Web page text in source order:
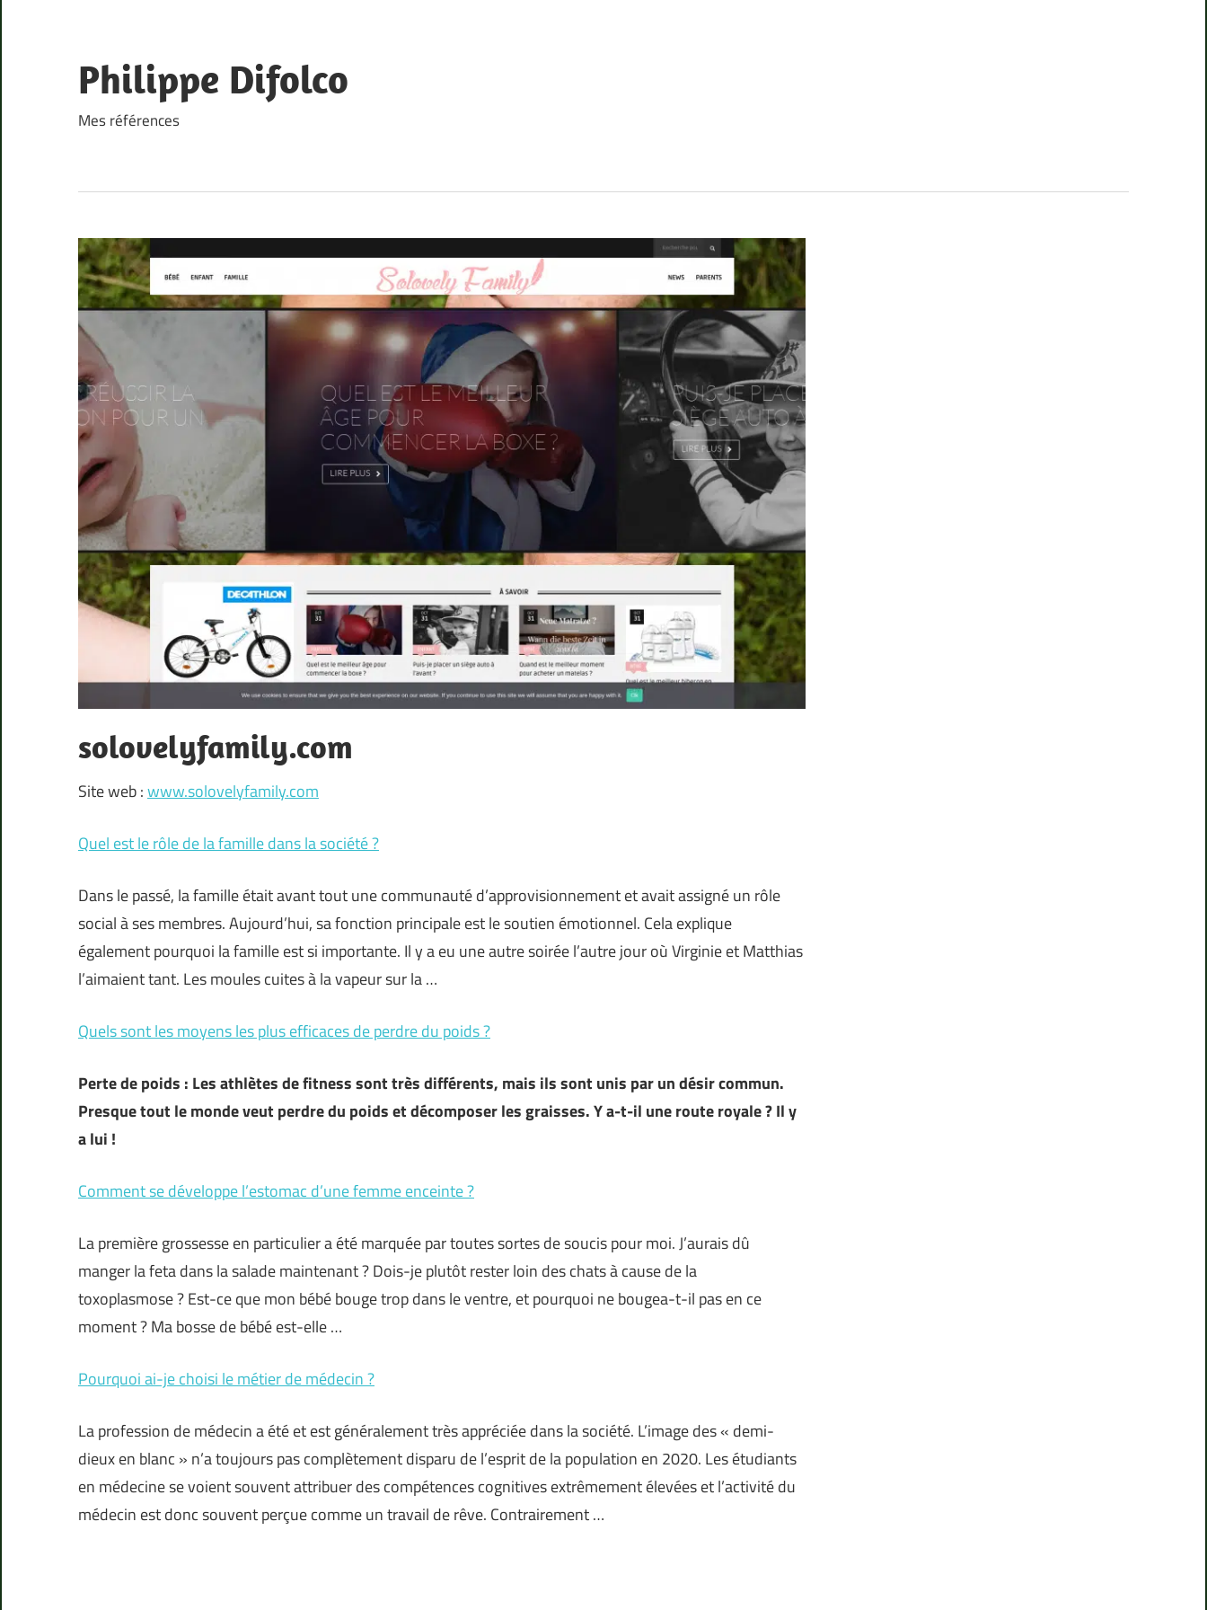
content
Philippe Difolco
Mes références
solovelyfamily.com
Site web :www.solovelyfamily.com
Quel est le rôle de la famille dans la société ?
Dans le passé, la famille était avant tout une communauté d’approvisionnement et avait assigné un rôle
social à ses membres. Aujourd’hui, sa fonction principale est le soutien émotionnel. Cela explique
également pourquoi la famille est si importante. Il y a eu une autre soirée l’autre jour où Virginie et Matthias
l’aimaient tant. Les moules cuites à la vapeur sur la …
Quels sont les moyens les plus efficaces de perdre du poids ?
Perte de poids : Les athlètes de fitness sont très différents, mais ils sont unis par un désir commun.
Presque tout le monde veut perdre du poids et décomposer les graisses. Y a-t-il une route royale ? Il y
a lui !
Comment se développe l’estomac d’une femme enceinte ?
La première grossesse en particulier a été marquée par toutes sortes de soucis pour moi. J’aurais dû
manger la feta dans la salade maintenant ? Dois-je plutôt rester loin des chats à cause de la
toxoplasmose ? Est-ce que mon bébé bouge trop dans le ventre, et pourquoi ne bougea-t-il pas en ce
moment ? Ma bosse de bébé est-elle …
Pourquoi ai-je choisi le métier de médecin ?
La profession de médecin a été et est généralement très appréciée dans la société. L’image des « demi-
dieux en blanc » n’a toujours pas complètement disparu de l’esprit de la population en 2020. Les étudiants
en médecine se voient souvent attribuer des compétences cognitives extrêmement élevées et l’activité du
médecin est donc souvent perçue comme un travail de rêve. Contrairement …